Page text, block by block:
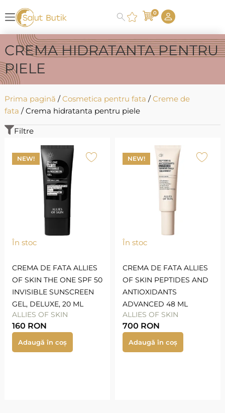
0
CREMA HIDRATANTA PENTRU
PIELE
Prima pagină /Cosmetica pentru fata /Creme de
fata / Crema hidratanta pentru piele
Filtre
NEW!
În stoc
CREMA DE FATA ALLIES
OF SKIN THE ONE SPF 50
INVISIBLE SUNSCREEN
GEL, DELUXE, 20 ML
ALLIES OF SKIN
160 RON
Adaugă în coș
NEW!
În stoc
СREMA DE FATA ALLIES
OF SKIN PEPTIDES AND
ANTIOXIDANTS
ADVANCED 48 ML
ALLIES OF SKIN
700 RON
Adaugă în coș